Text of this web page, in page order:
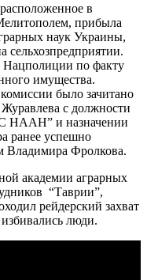
в
прибыла
наук Украины,
сельхозпредприятии.
по факту
имущества.
было зачитано
с должности
НААН” и назначении
ранее успешно
Владимира Фролкова.
академии аграрных
“Таврии”,
рейдерский захват
люди.